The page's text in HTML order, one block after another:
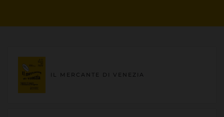
IL MERCANTE DI VENEZIA